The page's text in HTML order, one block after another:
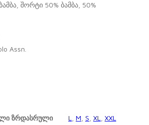
შორტი 50% ბამბა, 50%
Assn.
ზრდასრული L M S XL XXL